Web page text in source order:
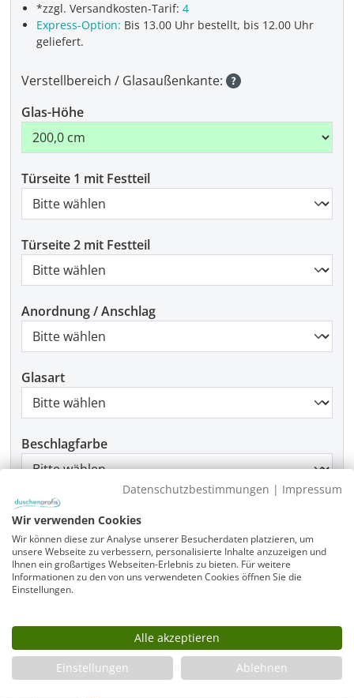
*zzgl. Versandkosten-Tarif:4
Express-Option: Bis 13.00 Uhr bestellt, bis 12.00 Uhr
geliefert.
Verstellbereich / Glasaußenkante:
Glas-Höhe
Türseite 1 mit Festteil
Türseite 2 mit Festteil
Anordnung / Anschlag
Glasart
Beschlagfarbe
Montage
Produkt Anzahl: Gib den gewünschten
Infos
Datenschutzbestimmungen | Impressum
Wir verwenden Cookies
Wir können diese zur Analyse unserer Besucherdaten platzieren, um
unsere Webseite zu verbessern, personalisierte Inhalte anzuzeigen und
Ihnen ein großartiges Webseiten-Erlebnis zu bieten. Für weitere
Informationen zu den von uns verwendeten Cookies öffnen Sie die
Einstellungen.
Alle akzeptieren
Einstellungen
Ablehnen